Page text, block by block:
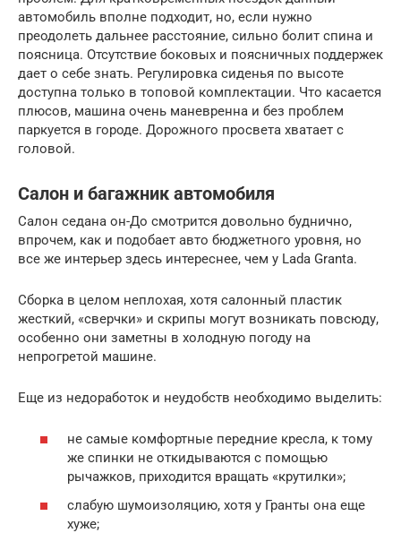
автомобиль вполне подходит, но, если нужно
преодолеть дальнее расстояние, сильно болит спина и
поясница. Отсутствие боковых и поясничных поддержек
дает о себе знать. Регулировка сиденья по высоте
доступна только в топовой комплектации. Что касается
плюсов, машина очень маневренна и без проблем
паркуется в городе. Дорожного просвета хватает с
головой.
Салон и багажник автомобиля
Салон седана он-До смотрится довольно буднично,
впрочем, как и подобает авто бюджетного уровня, но
все же интерьер здесь интереснее, чем у Lada Granta.
Сборка в целом неплохая, хотя салонный пластик
жесткий, «сверчки» и скрипы могут возникать повсюду,
особенно они заметны в холодную погоду на
непрогретой машине.
Еще из недоработок и неудобств необходимо выделить:
не самые комфортные передние кресла, к тому
же спинки не откидываются с помощью
рычажков, приходится вращать «крутилки»;
слабую шумоизоляцию, хотя у Гранты она еще
хуже;